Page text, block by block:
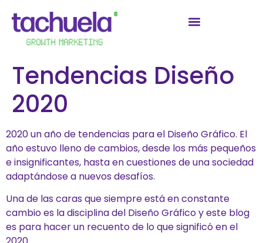
Tendencias Diseño
2020
2020 un año de tendencias para el Diseño Gráfico. El
año estuvo lleno de cambios, desde los más pequeños
e insignificantes, hasta en cuestiones de una sociedad
adaptándose a nuevos desafíos.
Una de las caras que siempre está en constante
cambio es la disciplina del Diseño Gráfico y este blog
es para hacer un recuento de lo que significó en el